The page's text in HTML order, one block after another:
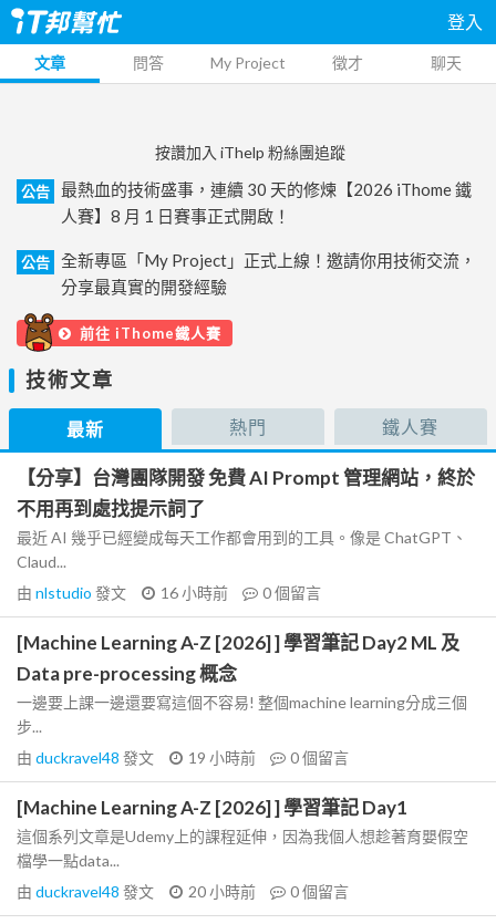
登入
文章 問答 My Project 徵才 聊天
按讚加入 iThelp 粉絲團追蹤
公告
最熱血的技術盛事，連續 30 天的修煉【2026 iThome 鐵
人賽】8 月 1 日賽事正式開啟！
公告
全新專區「My Project」正式上線！邀請你用技術交流，
分享最真實的開發經驗
前往 iThome鐵人賽
技術文章
最新 熱門 鐵人賽
【分享】台灣團隊開發 免費 AI Prompt 管理網站，終於
不用再到處找提示詞了
最近 AI 幾乎已經變成每天工作都會用到的工具。像是 ChatGPT、
Claud...
由 nlstudio 發文 16 小時前 0個留言
[Machine Learning A-Z [2026] ] 學習筆記 Day2 ML 及
Data pre-processing 概念
一邊要上課一邊還要寫這個不容易! 整個machine learning分成三個
步...
由 duckravel48 發文 19 小時前 0個留言
[Machine Learning A-Z [2026] ] 學習筆記 Day1
這個系列文章是Udemy上的課程延伸，因為我個人想趁著育嬰假空
檔學一點data...
由 duckravel48 發文 20 小時前 0個留言